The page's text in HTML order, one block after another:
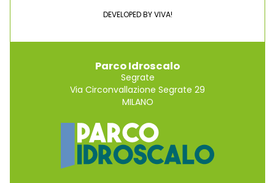
Parco Idroscalo
Segrate
Via Circonvallazione Segrate 29
MILANO
DEVELOPED BYVIVA!